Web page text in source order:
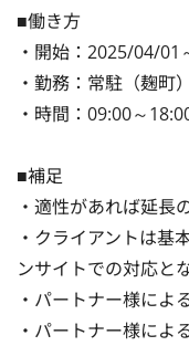
■働き方
・開始：2025/04/
・勤務：常駐（麹町）
・時間：09:00～
■補足
・適性があれば延長
・クライアントは基
ンサイトでの対応と
・パートナー様によ
・パートナー様によ